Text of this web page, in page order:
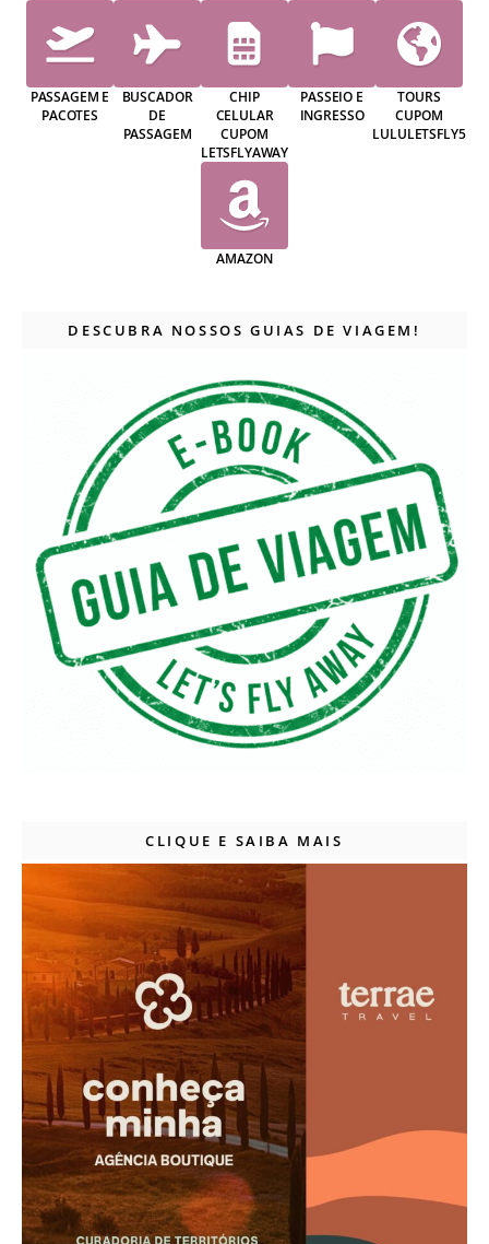
PASSAGEM E
PACOTES
BUSCADOR
DE
PASSAGEM
CHIP
CELULAR
CUPOM
LETSFLYAWAY
PASSEIO E
INGRESSO
TOURS
CUPOM
LULULETSFLY5
AMAZON
DESCUBRA NOSSOS GUIAS DE VIAGEM!
CLIQUE E SAIBA MAIS